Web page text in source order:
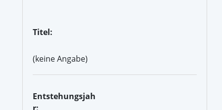
Titel:
(keine Angabe)
Entstehungsjah